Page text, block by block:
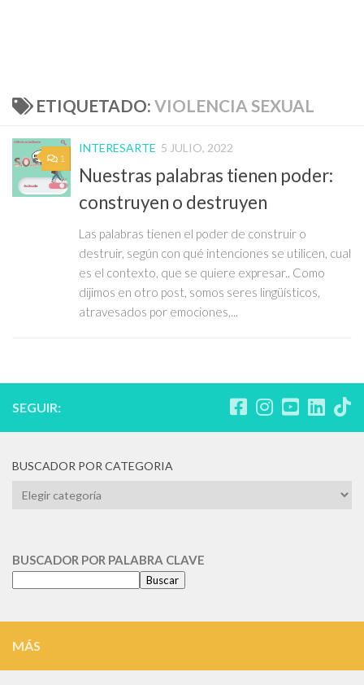
ETIQUETADO: VIOLENCIA SEXUAL
1
INTERESARTE 5 JULIO, 2022
Nuestras palabras tienen poder:
construyen o destruyen
Las palabras tienen el poder de construir o
destruir, según con qué intenciones se utilicen, cual
es el contexto, que se quiere expresar.. Como
dijimos en otro post, somos seres lingüísticos,
atravesados por emociones,...
SEGUIR:
BUSCADOR POR CATEGORIA
BUSCADOR
BUSCADOR POR PALABRA CLAVE
Buscar
MÁS